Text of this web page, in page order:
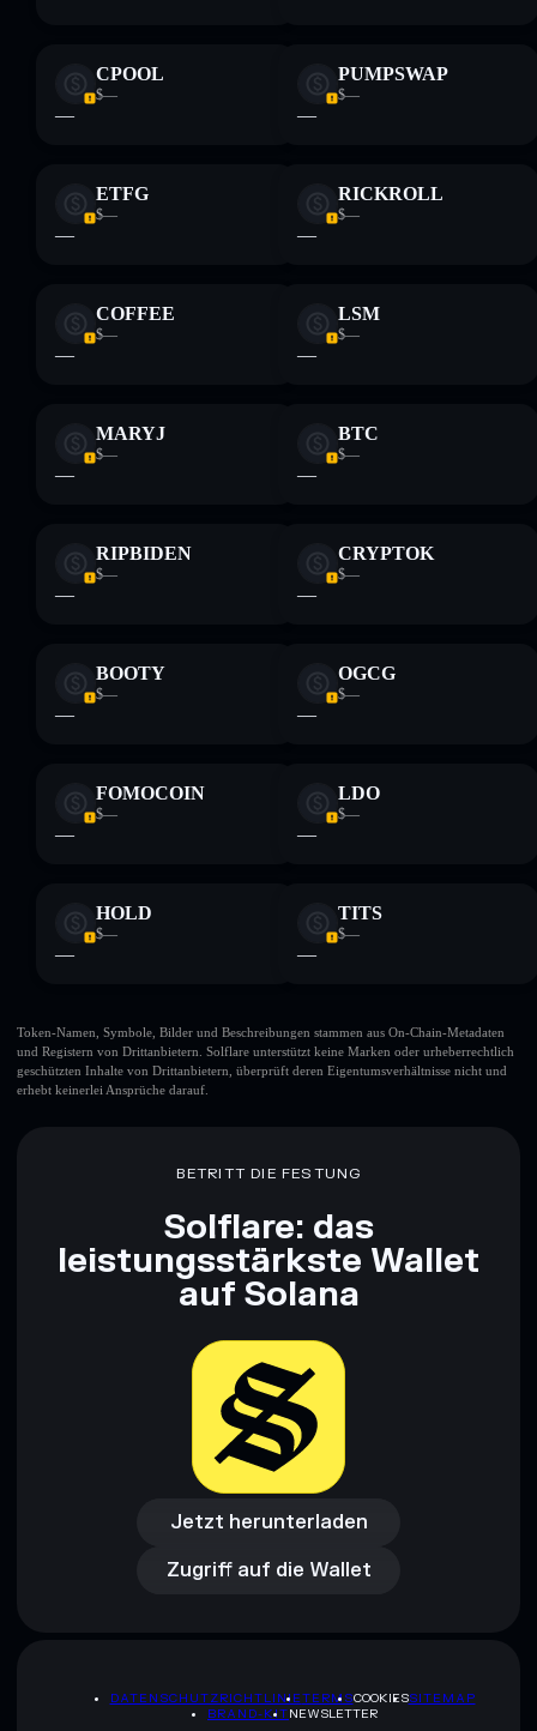
CPOOL
$—
—
PUMPSWAP
$—
—
ETFG
$—
—
RICKROLL
$—
—
COFFEE
$—
—
LSM
$—
—
MARYJ
$—
—
BTC
$—
—
RIPBIDEN
$—
—
CRYPTOK
$—
—
BOOTY
$—
—
OGCG
$—
—
FOMOCOIN
$—
—
LDO
$—
—
HOLD
$—
—
TITS
$—
—
Token-Namen, Symbole, Bilder und Beschreibungen stammen aus On-Chain-Metadaten
und Registern von Drittanbietern. Solflare unterstützt keine Marken oder urheberrechtlich
geschützten Inhalte von Drittanbietern, überprüft deren Eigentumsverhältnisse nicht und
erhebt keinerlei Ansprüche darauf.
BETRITT DIE FESTUNG
Solflare: das
leistungsstärkste Wallet
auf Solana
Jetzt herunterladen
Jetzt herunterladen
Zugriff auf die Wallet
Zugriff auf die Wallet
DATENSCHUTZRICHTLINIETERMSCOOKIESSITEMAP
BRAND-KITNEWSLETTER